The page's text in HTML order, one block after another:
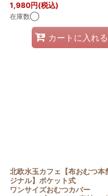
1,980円(税込)
在庫数◯
カートに入れる
北欧水玉カフェ【布おむつ本
ジナル】ポケット式
ワンサイズおむつカバー